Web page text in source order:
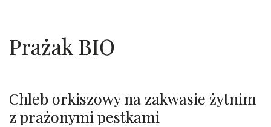
Prażak BIO
Chleb orkiszowy na zakwasie żytnim
z prażonymi pestkami